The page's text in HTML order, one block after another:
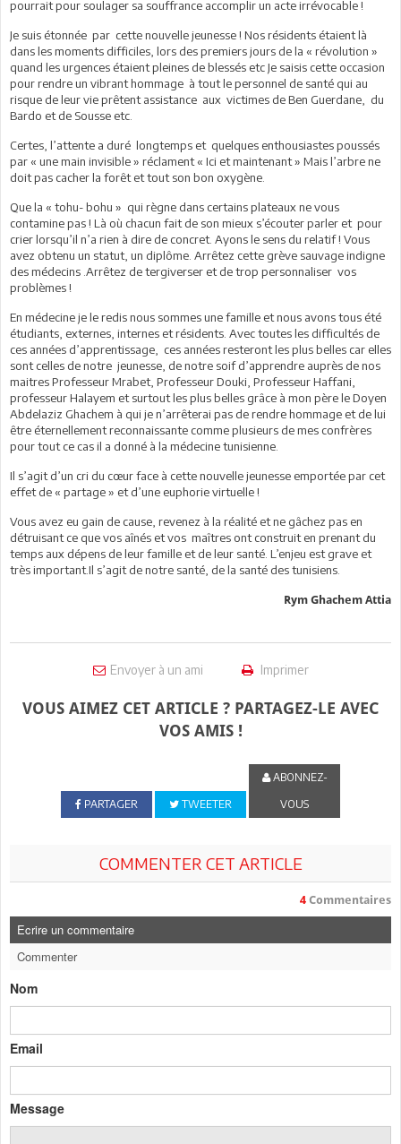
pourrait pour soulager sa souffrance accomplir un acte irrévocable !
Je suis étonnée par cette nouvelle jeunesse ! Nos résidents étaient là
dans les moments difficiles, lors des premiers jours de la « révolution »
quand les urgences étaient pleines de blessés etc Je saisis cette occasion
pour rendre un vibrant hommage à tout le personnel de santé qui au
risque de leur vie prêtent assistance aux victimes de Ben Guerdane, du
Bardo et de Sousse etc.
Certes, l’attente a duré longtemps et quelques enthousiastes poussés
par « une main invisible » réclament « Ici et maintenant » Mais l’arbre ne
doit pas cacher la forêt et tout son bon oxygène.
Que la « tohu- bohu » qui règne dans certains plateaux ne vous
contamine pas ! Là où chacun fait de son mieux s’écouter parler et pour
crier lorsqu’il n’a rien à dire de concret. Ayons le sens du relatif ! Vous
avez obtenu un statut, un diplôme. Arrêtez cette grève sauvage indigne
des médecins .Arrêtez de tergiverser et de trop personnaliser vos
problèmes !
En médecine je le redis nous sommes une famille et nous avons tous été
étudiants, externes, internes et résidents. Avec toutes les difficultés de
ces années d’apprentissage, ces années resteront les plus belles car elles
sont celles de notre jeunesse, de notre soif d’apprendre auprès de nos
maitres Professeur Mrabet, Professeur Douki, Professeur Haffani,
professeur Halayem et surtout les plus belles grâce à mon père le Doyen
Abdelaziz Ghachem à qui je n’arrêterai pas de rendre hommage et de lui
être éternellement reconnaissante comme plusieurs de mes confrères
pour tout ce cas il a donné à la médecine tunisienne.
Il s’agit d’un cri du cœur face à cette nouvelle jeunesse emportée par cet
effet de « partage » et d’une euphorie virtuelle !
Vous avez eu gain de cause, revenez à la réalité et ne gâchez pas en
détruisant ce que vos aînés et vos maîtres ont construit en prenant du
temps aux dépens de leur famille et de leur santé. L’enjeu est grave et
très important.Il s’agit de notre santé, de la santé des tunisiens.
Rym Ghachem Attia
Envoyer à un ami Imprimer
VOUS AIMEZ CET ARTICLE ? PARTAGEZ-LE AVEC
VOS AMIS !
PARTAGER TWEETER
ABONNEZ-
VOUS
COMMENTER CET ARTICLE
4 Commentaires
Ecrire un commentaire
Commenter
Nom
Email
Message